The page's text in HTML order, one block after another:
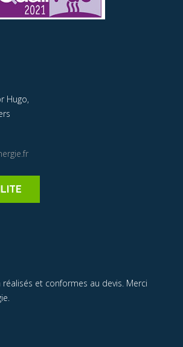
Hugo,
réalisés et conformes au devis. Merci